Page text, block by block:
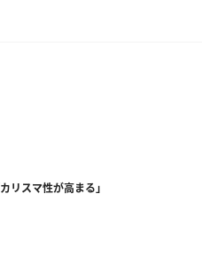
リスマ性が高まる」